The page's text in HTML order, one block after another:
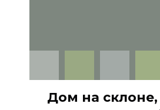
Дом на склоне,